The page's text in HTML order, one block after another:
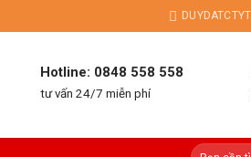
Hotline: 0848 558 558
tư vấn 24/7 miễn phí